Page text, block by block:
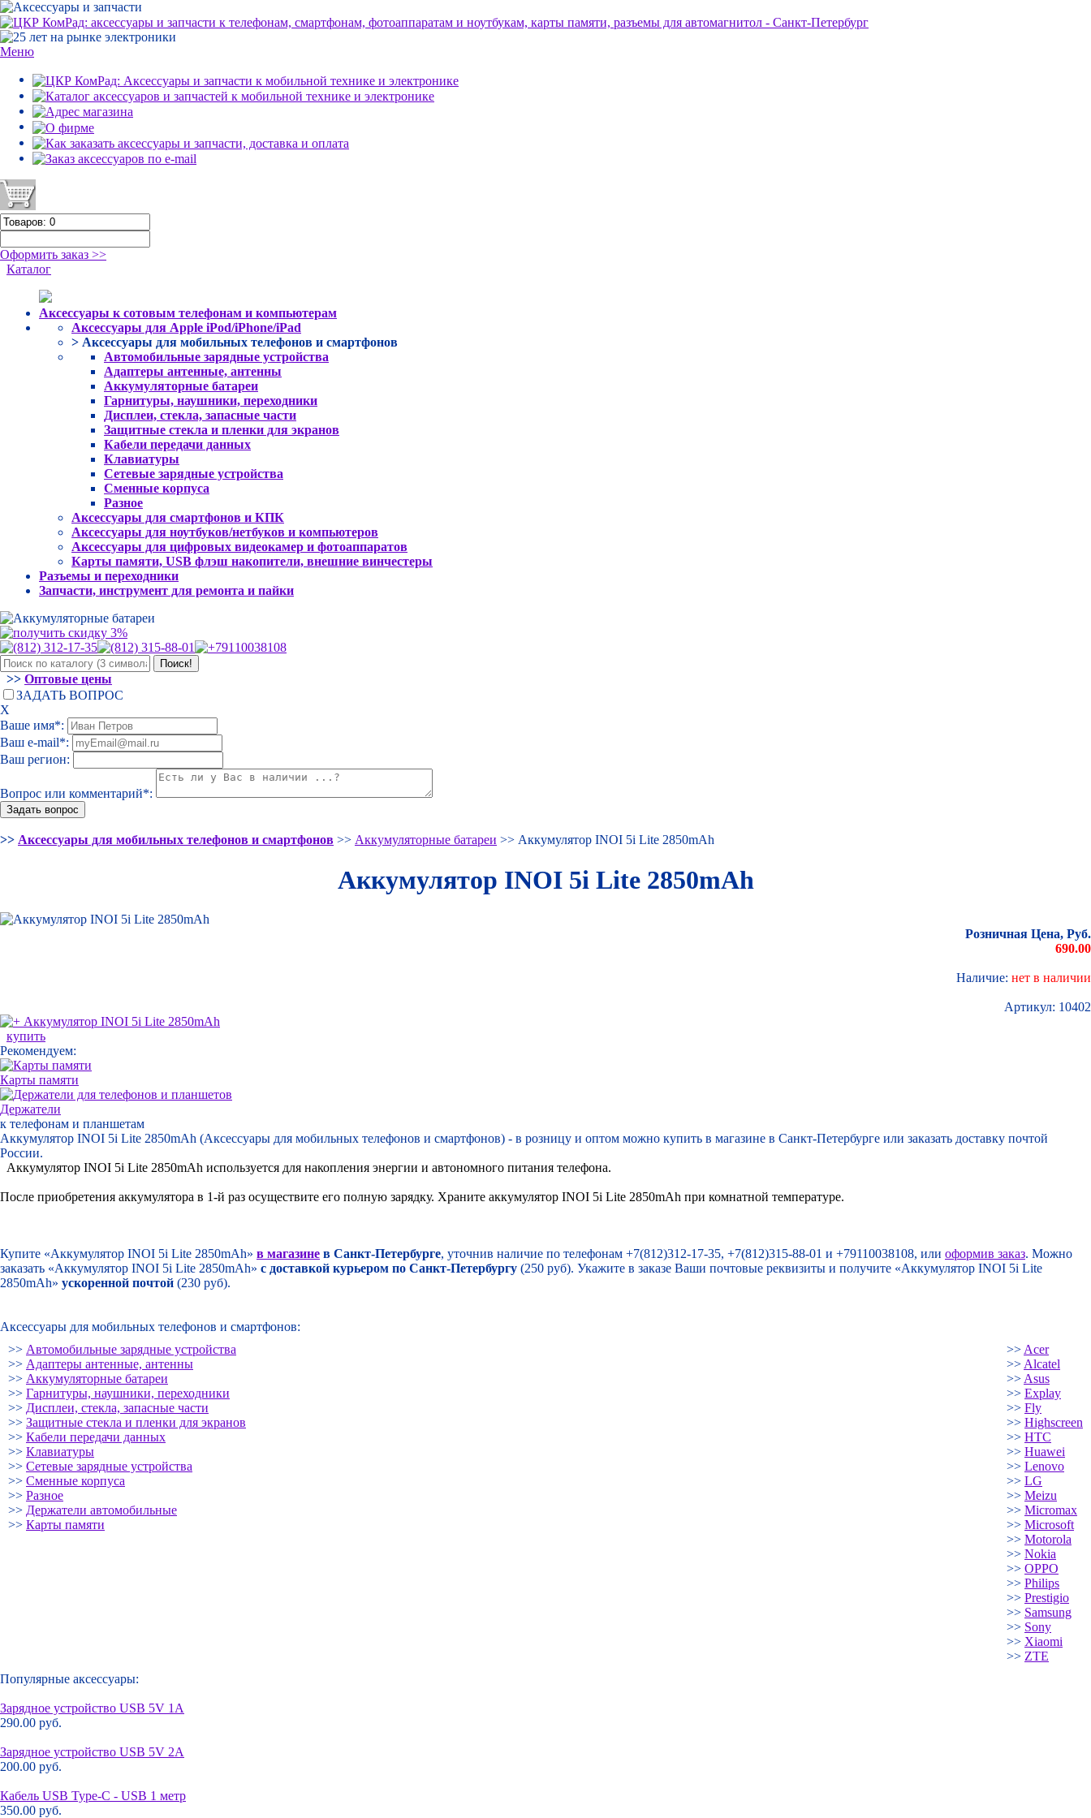
Меню
Оформить заказ >>
Каталог
Аксессуары к сотовым телефонам и компьютерам
Аксессуары для Apple iPod/iPhone/iPad
> Аксессуары для мобильных телефонов и смартфонов
Автомобильные зарядные устройства
Адаптеры антенные, антенны
Аккумуляторные батареи
Гарнитуры, наушники, переходники
Дисплеи, стекла, запасные части
Защитные стекла и пленки для экранов
Кабели передачи данных
Клавиатуры
Сетевые зарядные устройства
Сменные корпуса
Разное
Аксессуары для смартфонов и КПК
Аксессуары для ноутбуков/нетбуков и компьютеров
Аксессуары для цифровых видеокамер и фотоаппаратов
Карты памяти, USB флэш накопители, внешние винчестеры
Разъемы и переходники
Запчасти, инструмент для ремонта и пайки
>> Оптовые цены
ЗАДАТЬ ВОПРОС
Х
Ваше имя*:
Ваш e-mail*:
Ваш регион:
Вопрос или комментарий*:
>> Аксессуары для мобильных телефонов и смартфонов >> Аккумуляторные батареи >> Аккумулятор INOI 5i Lite 2850mAh
Аккумулятор INOI 5i Lite 2850mAh
Розничная Цена, Руб.
690.00
Наличие: нет в наличии
Артикул: 10402
купить
Рекомендуем:
Карты памяти
Держатели
к телефонам и планшетам
Аккумулятор INOI 5i Lite 2850mAh (Аксессуары для мобильных телефонов и смартфонов) - в розницу и оптом можно купить в магазине в Санкт-Петербурге или заказать доставку почтой
России.
Аккумулятор INOI 5i Lite 2850mAh используется для накопления энергии и автономного питания телефона.
После приобретения аккумулятора в 1-й раз осуществите его полную зарядку. Храните аккумулятор INOI 5i Lite 2850mAh при комнатной температуре.
Купите «Аккумулятор INOI 5i Lite 2850mAh» в магазине в Санкт-Петербурге, уточнив наличие по телефонам +7(812)312-17-35, +7(812)315-88-01 и +79110038108, или оформив заказ. Можно
заказать «Аккумулятор INOI 5i Lite 2850mAh» с доставкой курьером по Санкт-Петербургу (250 руб). Укажите в заказе Ваши почтовые реквизиты и получите «Аккумулятор INOI 5i Lite
2850mAh» ускоренной почтой (230 руб).
Аксессуары для мобильных телефонов и смартфонов:
>> Автомобильные зарядные устройства
>> Адаптеры антенные, антенны
>> Аккумуляторные батареи
>> Гарнитуры, наушники, переходники
>> Дисплеи, стекла, запасные части
>> Защитные стекла и пленки для экранов
>> Кабели передачи данных
>> Клавиатуры
>> Сетевые зарядные устройства
>> Сменные корпуса
>> Разное
>> Держатели автомобильные
>> Карты памяти
>> Acer
>> Alcatel
>> Asus
>> Explay
>> Fly
>> Highscreen
>> HTC
>> Huawei
>> Lenovo
>> LG
>> Meizu
>> Micromax
>> Microsoft
>> Motorola
>> Nokia
>> OPPO
>> Philips
>> Prestigio
>> Samsung
>> Sony
>> Xiaomi
>> ZTE
Популярные аксессуары:
Зарядное устройство USB 5V 1A
290.00 руб.
Зарядное устройство USB 5V 2A
200.00 руб.
Кабель USB Type-C - USB 1 метр
350.00 руб.